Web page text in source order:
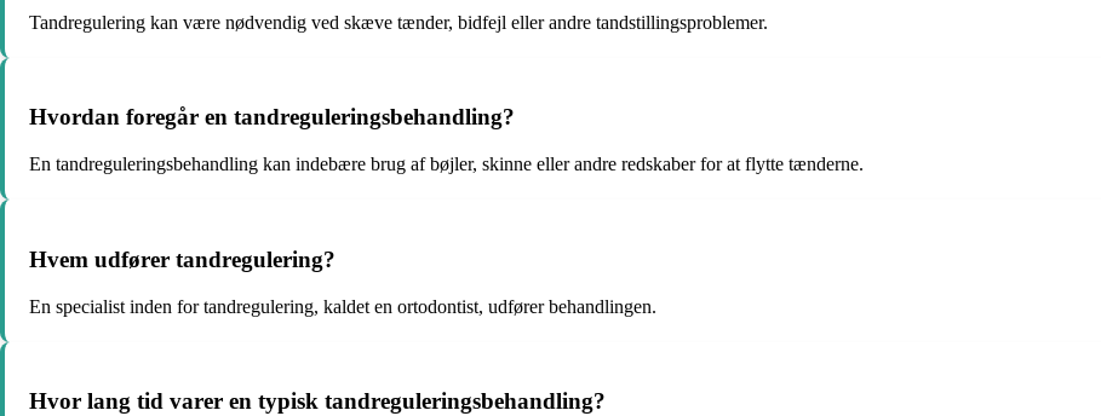
Tandregulering kan være nødvendig ved skæve tænder, bidfejl eller andre tandstillingsproblemer.
Hvordan foregår en tandreguleringsbehandling?
En tandreguleringsbehandling kan indebære brug af bøjler, skinne eller andre redskaber for at flytte tænderne.
Hvem udfører tandregulering?
En specialist inden for tandregulering, kaldet en ortodontist, udfører behandlingen.
Hvor lang tid varer en typisk tandreguleringsbehandling?